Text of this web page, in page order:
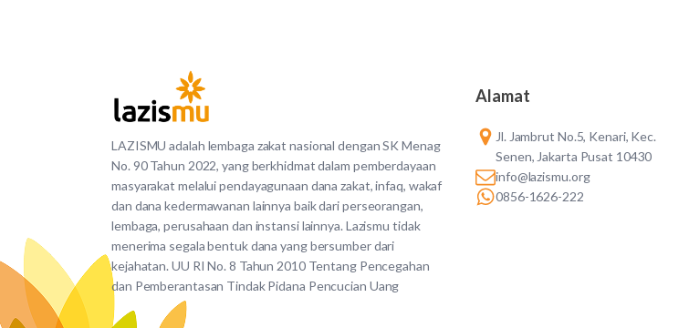
LAZISMU adalah lembaga zakat nasional dengan SK Menag
No. 90 Tahun 2022, yang berkhidmat dalam pemberdayaan
masyarakat melalui pendayagunaan dana zakat, infaq, wakaf
dan dana kedermawanan lainnya baik dari perseorangan,
lembaga, perusahaan dan instansi lainnya. Lazismu tidak
menerima segala bentuk dana yang bersumber dari
kejahatan. UU RI No. 8 Tahun 2010 Tentang Pencegahan
dan Pemberantasan Tindak Pidana Pencucian Uang
Alamat
Jl. Jambrut No.5, Kenari, Kec.
Senen, Jakarta Pusat 10430
info@lazismu.org
0856-1626-222